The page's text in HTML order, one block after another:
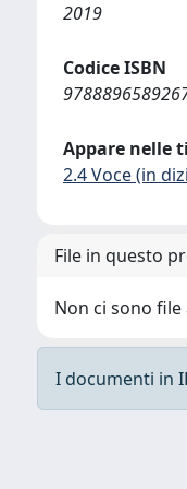
2019
Codice ISBN
Appare nelle
2.4 Voce (in
File in questo
Non ci sono
I documenti in